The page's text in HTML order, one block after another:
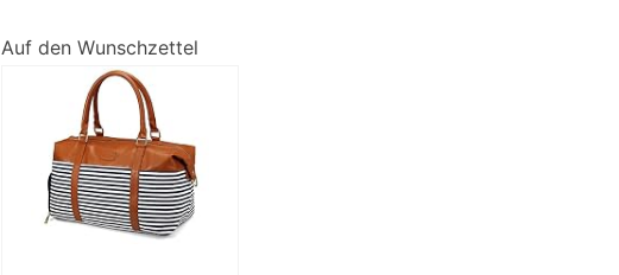
Auf den Wunschzettel